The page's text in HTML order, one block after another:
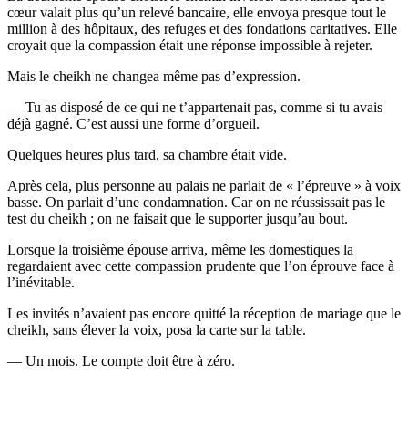
cœur valait plus qu’un relevé bancaire, elle envoya presque tout le
million à des hôpitaux, des refuges et des fondations caritatives. Elle
croyait que la compassion était une réponse impossible à rejeter.
Mais le cheikh ne changea même pas d’expression.
— Tu as disposé de ce qui ne t’appartenait pas, comme si tu avais
déjà gagné. C’est aussi une forme d’orgueil.
Quelques heures plus tard, sa chambre était vide.
Après cela, plus personne au palais ne parlait de « l’épreuve » à voix
basse. On parlait d’une condamnation. Car on ne réussissait pas le
test du cheikh ; on ne faisait que le supporter jusqu’au bout.
Lorsque la troisième épouse arriva, même les domestiques la
regardaient avec cette compassion prudente que l’on éprouve face à
l’inévitable.
Les invités n’avaient pas encore quitté la réception de mariage que le
cheikh, sans élever la voix, posa la carte sur la table.
— Un mois. Le compte doit être à zéro.